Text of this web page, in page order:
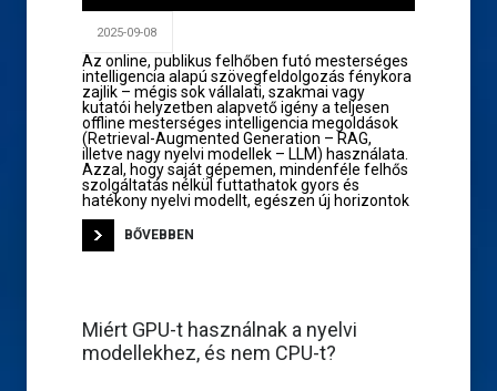
2025-09-08
Az online, publikus felhőben futó mesterséges
intelligencia alapú szövegfeldolgozás fénykora
zajlik – mégis sok vállalati, szakmai vagy
kutatói helyzetben alapvető igény a teljesen
offline mesterséges intelligencia megoldások
(Retrieval-Augmented Generation – RAG,
illetve nagy nyelvi modellek – LLM) használata.
Azzal, hogy saját gépemen, mindenféle felhős
szolgáltatás nélkül futtathatok gyors és
hatékony nyelvi modellt, egészen új horizontok
BŐVEBBEN
Miért GPU-t használnak a nyelvi
modellekhez, és nem CPU-t?